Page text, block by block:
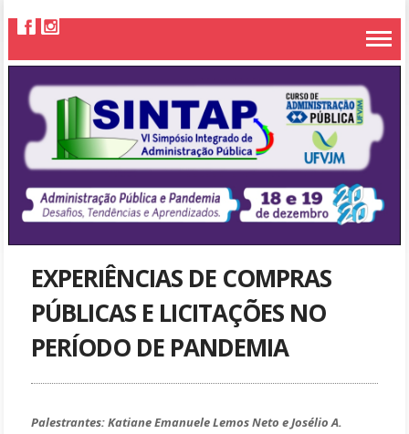
EXPERIÊNCIAS DE COMPRAS
PÚBLICAS E LICITAÇÕES NO
PERÍODO DE PANDEMIA
Palestrantes:Katiane Emanuele Lemos Neto e Josélio A.